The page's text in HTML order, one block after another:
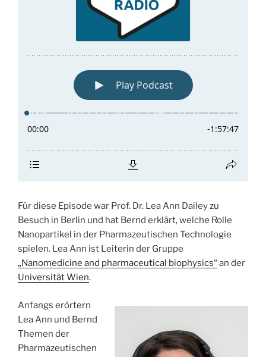
Für diese Episode war Prof. Dr. Lea Ann Dailey zu
Besuch in Berlin und hat Bernd erklärt, welche Rolle
Nanopartikel in der Pharmazeutischen Technologie
spielen. Lea Ann ist Leiterin der Gruppe
„Nanomedicine and pharmaceutical biophysics“ an der
Universität Wien.
Anfangs erörtern
Lea Ann und Bernd
Themen der
Pharmazeutischen